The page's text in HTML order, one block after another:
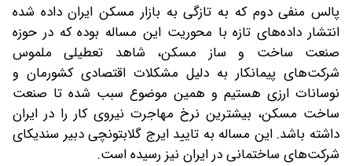
پالس منفی دوم که به تازگی به بازار مسکن ایران داده شده
انتشار داده‌های تازه با محوریت این مساله بوده که در حوزه
صنعت ساخت و ساز مسکن، شاهد تعطیلی ملموس
شرکت‌های پیمانکار به دلیل مشکلات اقتصادی کشورمان و
نوسانات ارزی هستیم و همین موضوع سبب شده تا صنعت
ساخت مسکن، بیشترین نرخ مهاجرت نیروی کار را در ایران
داشته باشد. این مساله به تایید ایرج گلابتونچی دبیر سندیکای
شرکت‌های ساختمانی در ایران نیز رسیده است.